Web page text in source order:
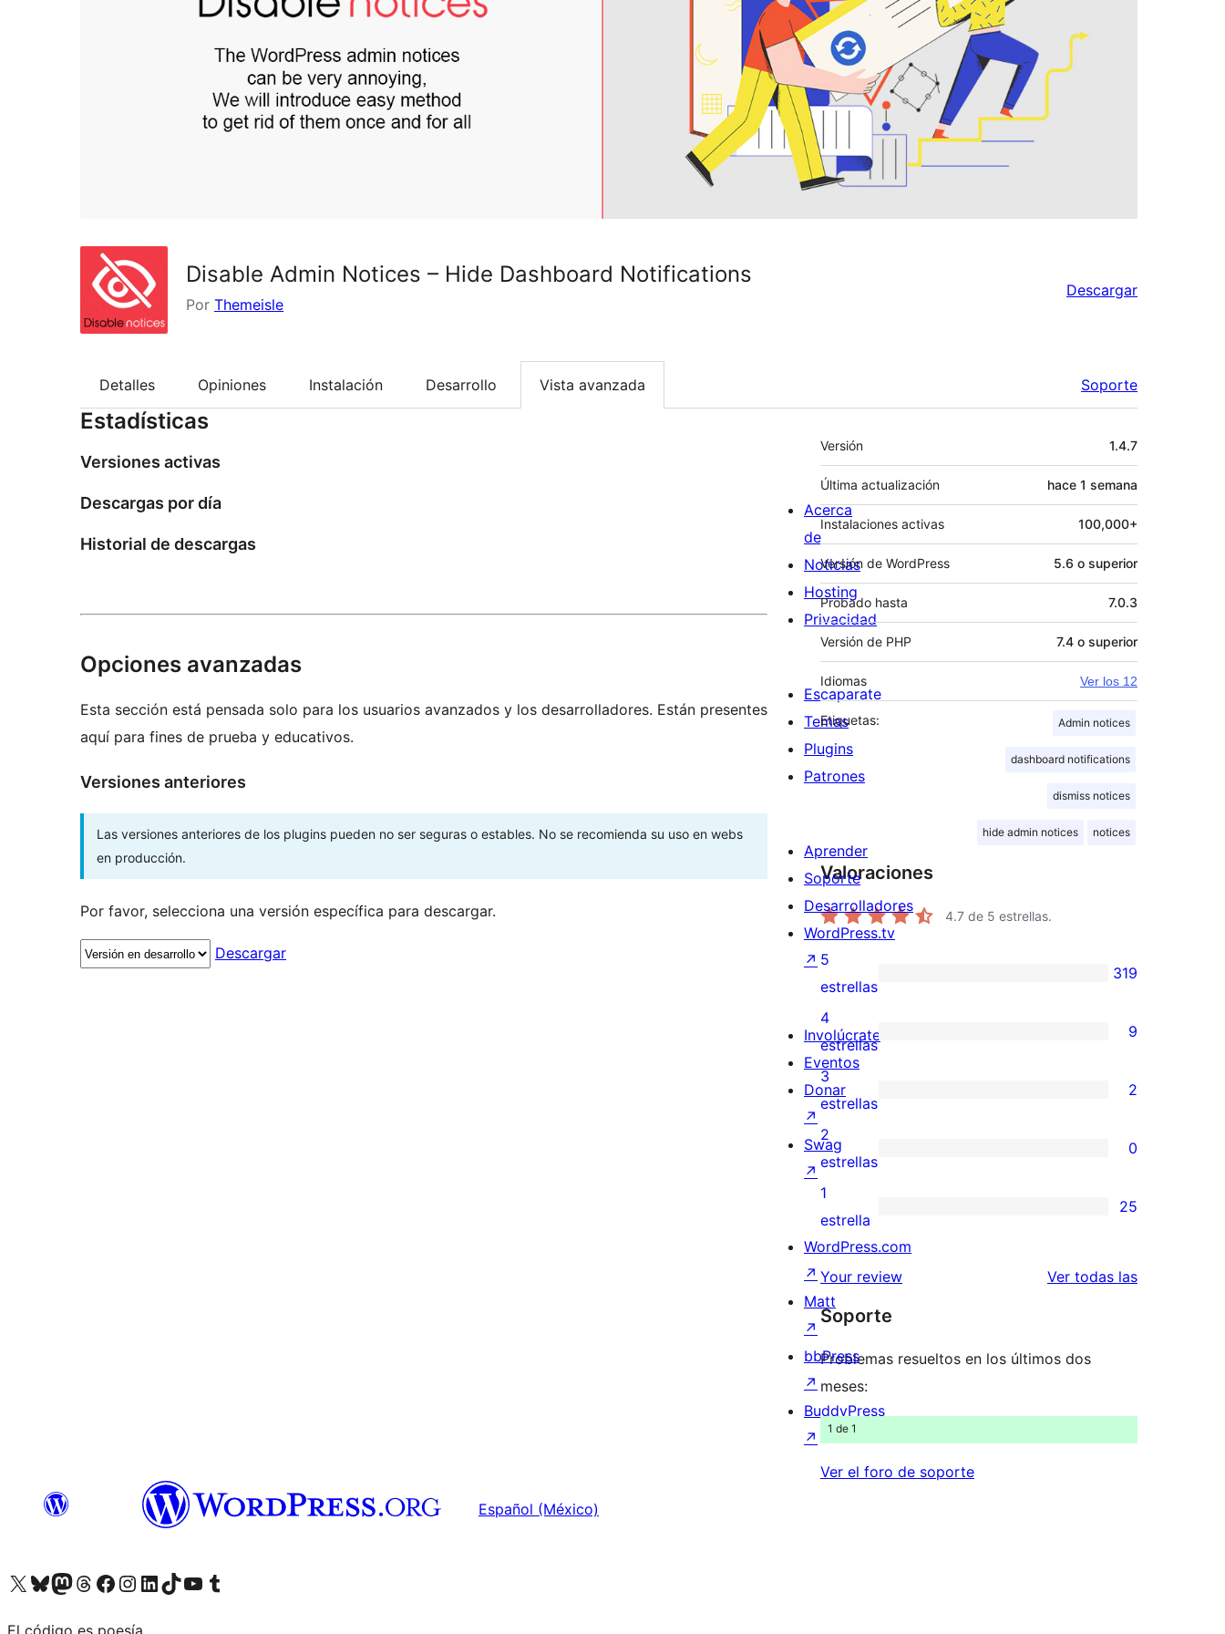
Disable Admin Notices – Hide Dashboard Notifications
Por Themeisle
Descargar
Detalles Opiniones Instalación Desarrollo Vista avanzada Soporte
Estadísticas
Versiones activas
Descargas por día
Historial de descargas
Opciones avanzadas
Esta sección está pensada solo para los usuarios avanzados y los desarrolladores. Están presentes
aquí para fines de prueba y educativos.
Versiones anteriores
Las versiones anteriores de los plugins pueden no ser seguras o estables. No se recomienda su uso en webs
en producción.
Por favor, selecciona una versión específica para descargar.
Descargar
Meta
Versión 1.4.7
Última actualización hace 1 semana
Instalaciones activas 100,000+
Versión de WordPress 5.6 o superior
Probado hasta 7.0.3
Versión de PHP 7.4 o superior
Idiomas Ver los 12
Etiquetas: Admin notices
dashboard notifications
dismiss notices
hide admin notices notices
Valoraciones
4.7 de 5 estrellas.
319
valoraciones
de
5
estrellas
5
estrellas
319
9
valoraciones
de
4
estrellas
4
estrellas
9
2
valoraciones
de
3
estrellas
3
estrellas
2
0
valoraciones
de
2
estrellas
2
estrellas
0
25
valoraciones
de
1
estrellas
1
estrella
25
Your review Ver todas lasvaloraciones
Soporte
Problemas resueltos en los últimos dos
meses:
1 de 1
Ver el foro de soporte
Acerca
de
Noticias
Hosting
Privacidad
Escaparate
Temas
Plugins
Patrones
Aprender
Soporte
Desarrolladores
WordPress.tv
↗
Involúcrate
Eventos
Donar
↗
Swag
↗
WordPress.com
↗
Matt
↗
bbPress
↗
BuddyPress
↗
Español (México)
Visita nuestra cuenta de X (anteriormente Twitter)
Visita nuestra cuenta de Bluesky
Visita nuestra cuenta de Mastodon
Visita nuestra cuenta de Threads
Visita nuestra página de Facebook
Visita nuestra cuenta de Instagram
Visita nuestra cuenta de LinkedIn
Visita nuestra cuenta de TikTok
Visita nuestro canal de YouTube
Visita nuestra cuenta de Tumblr